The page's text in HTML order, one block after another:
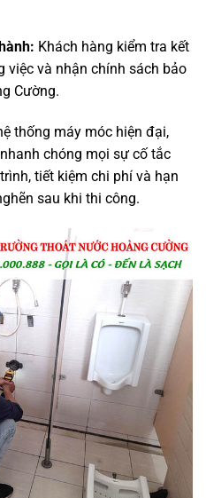
Khách hàng kiểm tra kết
việc và nhận chính sách bảo
Cường.
thống máy móc hiện đại,
chóng mọi sự cố tắc
tiết kiệm chi phí và hạn
sau khi thi công.